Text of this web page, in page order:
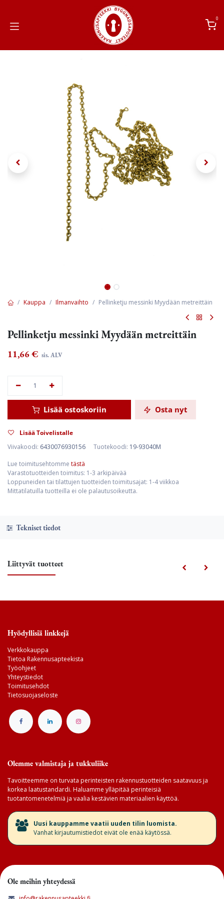
0
Kauppa Ilmanvaihto Pellinketju messinki Myydään metreittäin
Pellinketju messinki Myydään metreittäin
11,66€ sis. ALV
Lisää ostoskoriin Osta nyt
Lisää Toivelistalle
Viivakoodi: 6430076930156 Tuotekoodi: 19-93040M
Lue toimitusehtomme tästä
Varastotuotteiden toimitus: 1-3 arkipäivää
Loppuneiden tai tilattujen tuotteiden toimitusajat: 1-4 viikkoa
Mittatilatuilla tuotteilla ei ole palautusoikeutta.
Tekniset tiedot
Liittyvät tuotteet
Hyödyllisiä linkkejä
Verkkokauppa
Tietoa Rakennusapteekista
Työohjeet
Yhteystiedot
Toimitusehdot
Tietosuojaseloste
Olemme valmistaja ja tukkuliike
Tavoitteemme on turvata perinteisten rakennustuotteiden saatavuus ja
korkea laatustandardi. Haluamme ylläpitää perinteisiä
tuotantomenetelmiä ja vaalia kestävien materiaalien käyttöä.
​Uusi kauppamme vaatii uuden tilin luomista.
Vanhat kirjautumistiedot eivät ole enää käytössä.
Ole meihin yhteydessä